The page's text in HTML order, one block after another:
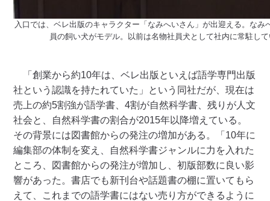
入口では、ベレ出版のキャラクター「なみへいさん」が出迎える。なみ
員の飼い犬がモデル。以前は名物社員犬として社内に常駐し
「創業から約10年は、ベレ出版といえば語学専門出版
社という認識を持たれていた」という同社だが、現在は
売上の約5割強が語学書、4割が自然科学書、残りが人文
社会と、自然科学書の割合が2015年以降増えている。
その背景には図書館からの発注の増加がある。「10年に
編集部の体制を変え、自然科学書ジャンルに力を入れた
ところ、図書館からの発注が増加し、初版部数に良い影
響があった。書店でも新刊台や話題書の棚に置いてもら
えて、これまでの語学書にはない売り方ができるように